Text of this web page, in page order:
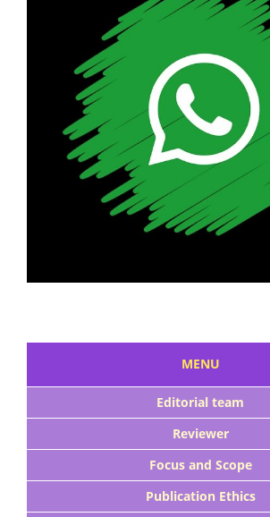
MENU
Editorial team
Reviewer
Focus and Scope
Publication Ethics